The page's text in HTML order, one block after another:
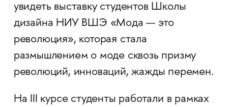
увидеть выставку студентов Школы
дизайна НИУ ВШЭ «Мода — это
революция», которая стала
размышлением о моде сквозь призму
революций, инноваций, жажды перемен.
На III курсе студенты работали в рамках